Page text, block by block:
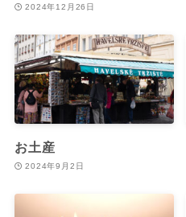
2024年12月26日
お土産
2024年9月2日